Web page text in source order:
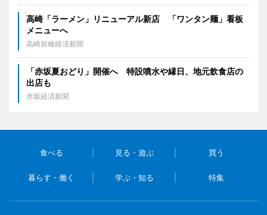
高崎「ラーメン」リニューアル新店 「ワンタン麺」看板
メニューへ
高崎前橋経済新聞
「赤坂夏おどり」開催へ 特設噴水や縁日、地元飲食店の
出店も
赤坂経済新聞
食べる 見る・遊ぶ 買う
暮らす・働く 学ぶ・知る 特集